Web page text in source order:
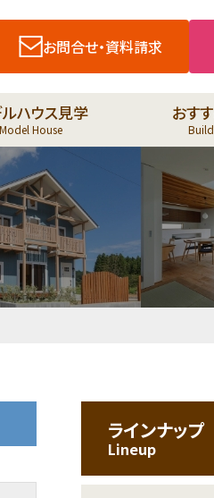
お問合せ・資料請求
ハウス見学
Model House
おす
ラインナップ
Lineup